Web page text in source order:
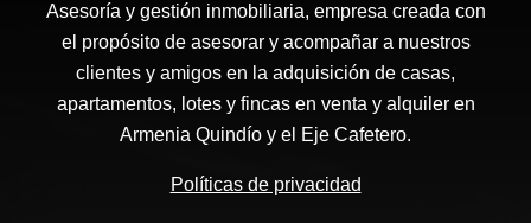
Asesoría y gestión inmobiliaria, empresa creada con
el propósito de asesorar y acompañar a nuestros
clientes y amigos en la adquisición de casas,
apartamentos, lotes y fincas en venta y alquiler en
Armenia Quindío y el Eje Cafetero.
Políticas de privacidad